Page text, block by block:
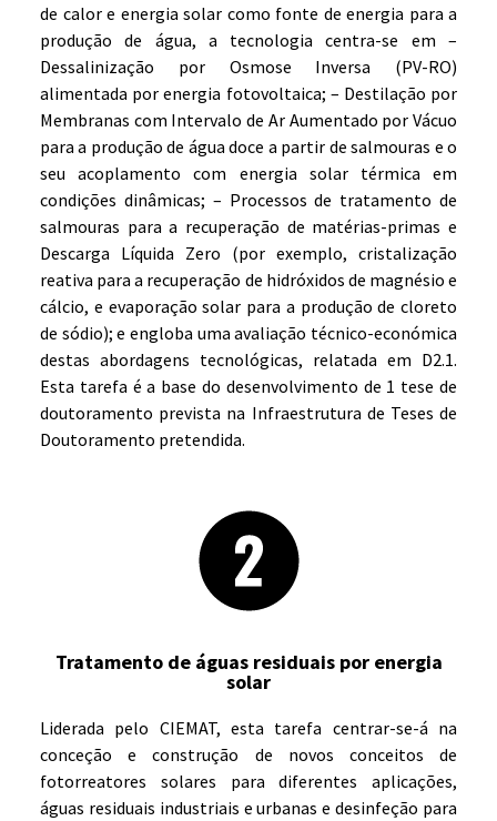
de calor e energia solar como fonte de energia para a
produção de água, a tecnologia centra-se em –
Dessalinização por Osmose Inversa (PV-RO)
alimentada por energia fotovoltaica; – Destilação por
Membranas com Intervalo de Ar Aumentado por Vácuo
para a produção de água doce a partir de salmouras e o
seu acoplamento com energia solar térmica em
condições dinâmicas; – Processos de tratamento de
salmouras para a recuperação de matérias-primas e
Descarga Líquida Zero (por exemplo, cristalização
reativa para a recuperação de hidróxidos de magnésio e
cálcio, e evaporação solar para a produção de cloreto
de sódio); e engloba uma avaliação técnico-económica
destas abordagens tecnológicas, relatada em D2.1.
Esta tarefa é a base do desenvolvimento de 1 tese de
doutoramento prevista na Infraestrutura de Teses de
Doutoramento pretendida.
Tratamento de águas residuais por energia
solar
Liderada pelo CIEMAT, esta tarefa centrar-se-á na
conceção e construção de novos conceitos de
fotorreatores solares para diferentes aplicações,
águas residuais industriais e urbanas e desinfeção para